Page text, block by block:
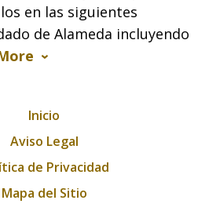
en las siguientes
de Alameda incluyendo
Inicio
Aviso Legal
de Privacidad
Mapa del Sitio